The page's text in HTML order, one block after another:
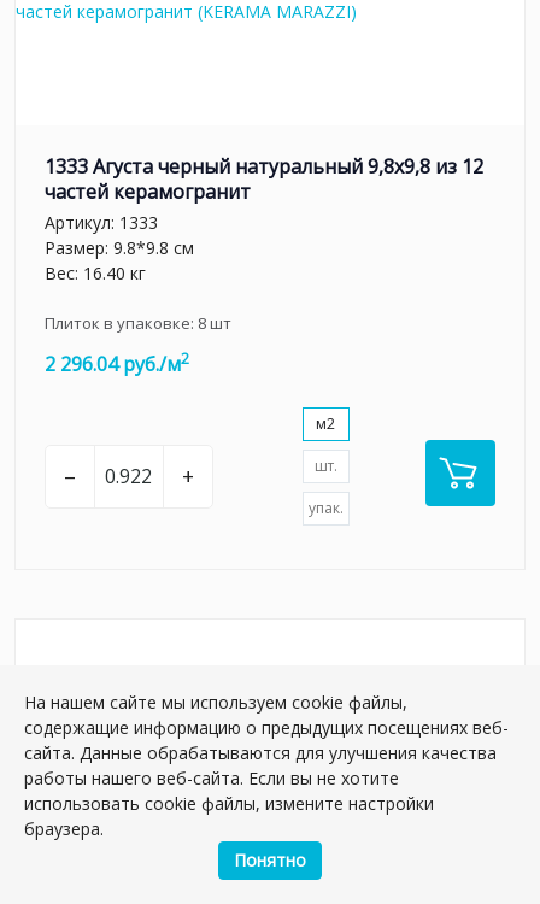
1333 Агуста черный натуральный 9,8х9,8 из 12
частей керамогранит
Артикул: 1333
Размер: 9.8*9.8 см
Вес: 16.40 кг
Плиток в упаковке: 8шт
2 296.04 руб./м2
– +
м2
шт.
упак.
На нашем сайте мы используем cookie файлы,
содержащие информацию о предыдущих посещениях веб-
сайта. Данные обрабатываются для улучшения качества
работы нашего веб-сайта. Если вы не хотите
использовать cookie файлы, измените настройки
браузера.
Понятно